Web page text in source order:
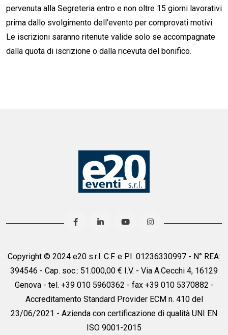
pervenuta alla Segreteria entro e non oltre 15 giorni lavorativi
prima dallo svolgimento dell’evento per comprovati motivi.
Le iscrizioni saranno ritenute valide solo se accompagnate
dalla quota di iscrizione o dalla ricevuta del bonifico.
Copyright © 2024 e20 s.r.l. C.F. e P.I. 01236330997 - N° REA:
394546 - Cap. soc.: 51.000,00 € I.V. - Via A.Cecchi 4, 16129
Genova - tel. +39 010 5960362 - fax +39 010 5370882 -
Accreditamento Standard Provider ECM n. 410 del
23/06/2021 - Azienda con certificazione di qualità UNI EN
ISO 9001-2015